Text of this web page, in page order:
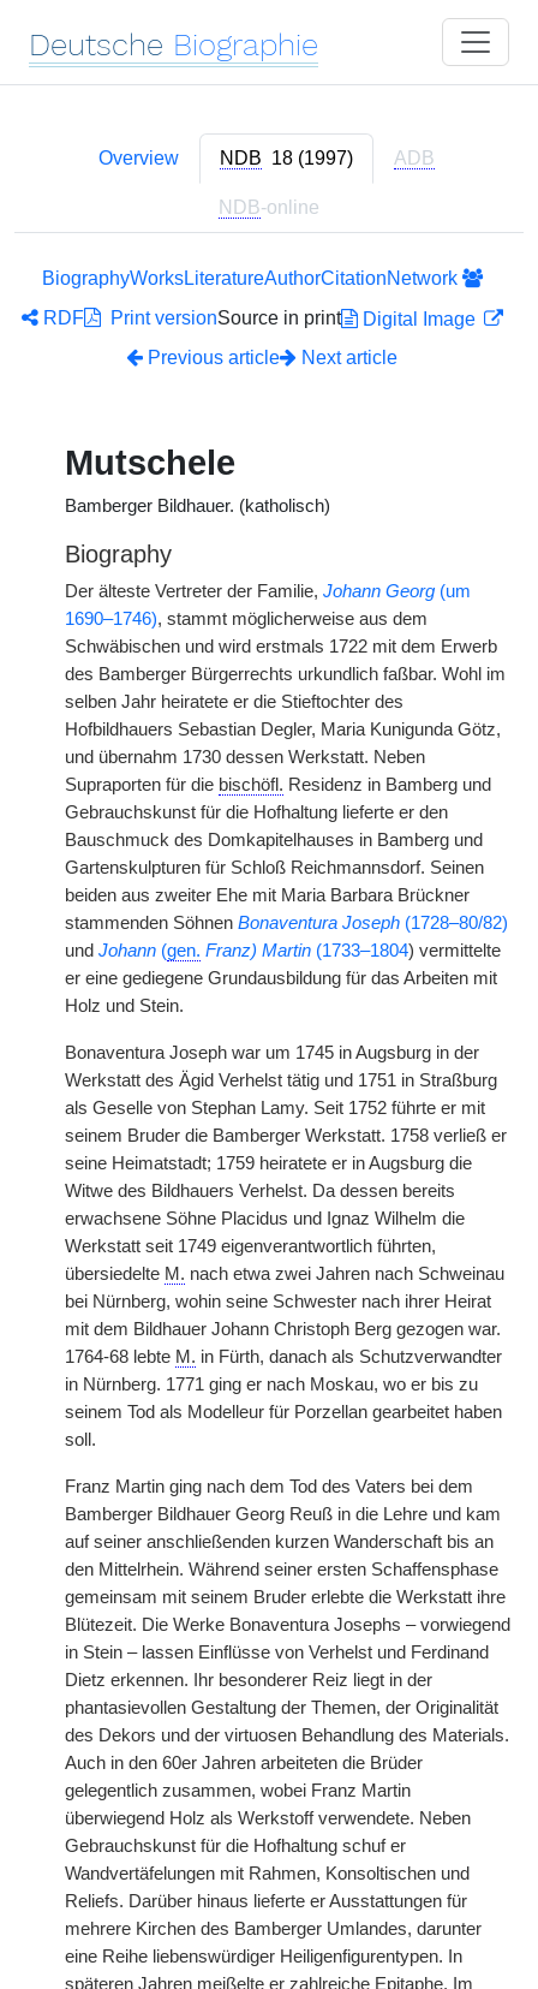
Deutsche Biographie
Overview NDB 18 (1997) ADB
NDB-online
BiographyWorksLiteratureAuthorCitationNetwork
RDF
Print versionSource in print
Digital Image
Previous article
Next article
Mutschele
Bamberger Bildhauer. (katholisch)
Biography
Der älteste Vertreter der Familie, Johann Georg (um
1690–1746), stammt möglicherweise aus dem
Schwäbischen und wird erstmals 1722 mit dem Erwerb
des Bamberger Bürgerrechts urkundlich faßbar. Wohl im
selben Jahr heiratete er die Stieftochter des
Hofbildhauers Sebastian Degler, Maria Kunigunda Götz,
und übernahm 1730 dessen Werkstatt. Neben
Supraporten für die bischöfl. Residenz in Bamberg und
Gebrauchskunst für die Hofhaltung lieferte er den
Bauschmuck des Domkapitelhauses in Bamberg und
Gartenskulpturen für Schloß Reichmannsdorf. Seinen
beiden aus zweiter Ehe mit Maria Barbara Brückner
stammenden Söhnen Bonaventura Joseph (1728–80/82)
und Johann (gen. Franz) Martin (1733–1804) vermittelte
er eine gediegene Grundausbildung für das Arbeiten mit
Holz und Stein.
Bonaventura Joseph war um 1745 in Augsburg in der
Werkstatt des Ägid Verhelst tätig und 1751 in Straßburg
als Geselle von Stephan Lamy. Seit 1752 führte er mit
seinem Bruder die Bamberger Werkstatt. 1758 verließ er
seine Heimatstadt; 1759 heiratete er in Augsburg die
Witwe des Bildhauers Verhelst. Da dessen bereits
erwachsene Söhne Placidus und Ignaz Wilhelm die
Werkstatt seit 1749 eigenverantwortlich führten,
übersiedelte M. nach etwa zwei Jahren nach Schweinau
bei Nürnberg, wohin seine Schwester nach ihrer Heirat
mit dem Bildhauer Johann Christoph Berg gezogen war.
1764-68 lebte M. in Fürth, danach als Schutzverwandter
in Nürnberg. 1771 ging er nach Moskau, wo er bis zu
seinem Tod als Modelleur für Porzellan gearbeitet haben
soll.
Franz Martin ging nach dem Tod des Vaters bei dem
Bamberger Bildhauer Georg Reuß in die Lehre und kam
auf seiner anschließenden kurzen Wanderschaft bis an
den Mittelrhein. Während seiner ersten Schaffensphase
gemeinsam mit seinem Bruder erlebte die Werkstatt ihre
Blütezeit. Die Werke Bonaventura Josephs – vorwiegend
in Stein – lassen Einflüsse von Verhelst und Ferdinand
Dietz erkennen. Ihr besonderer Reiz liegt in der
phantasievollen Gestaltung der Themen, der Originalität
des Dekors und der virtuosen Behandlung des Materials.
Auch in den 60er Jahren arbeiteten die Brüder
gelegentlich zusammen, wobei Franz Martin
überwiegend Holz als Werkstoff verwendete. Neben
Gebrauchskunst für die Hofhaltung schuf er
Wandvertäfelungen mit Rahmen, Konsoltischen und
Reliefs. Darüber hinaus lieferte er Ausstattungen für
mehrere Kirchen des Bamberger Umlandes, darunter
eine Reihe liebenswürdiger Heiligenfigurentypen. In
späteren Jahren meißelte er zahlreiche Epitaphe. Im